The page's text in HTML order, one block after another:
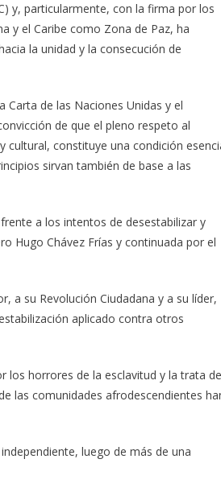
y, particularmente, con la firma por los
y el Caribe como Zona de Paz, ha
la unidad y la consecución de
de las Naciones Unidas y el
de que el pleno respeto al
cultural, constituye una condición
sirvan también de base a las
a los intentos de desestabilizar y
Hugo Chávez Frías y continuada por el
a su Revolución Ciudadana y a su líder,
aplicado contra otros
los horrores de la esclavitud y la trata de
las comunidades afrodescendientes
luego de más de una